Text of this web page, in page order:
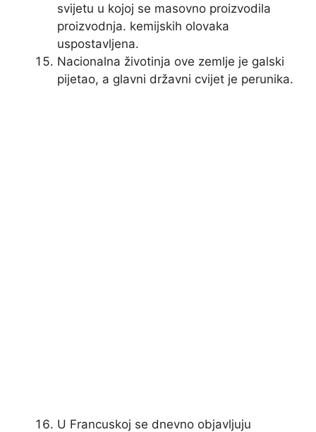
svijetu u kojoj se masovno proizvodila
proizvodnja. kemijskih olovaka
uspostavljena.
Nacionalna životinja ove zemlje je galski
pijetao, a glavni državni cvijet je perunika.
U Francuskoj se dnevno objavljuju